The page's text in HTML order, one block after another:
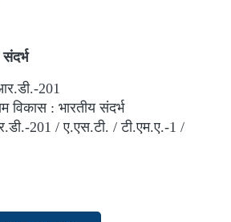
201
विकास : भारतीय संदर्भ
201 / ए.एस.टी. / टी.एम.ए.-1 /